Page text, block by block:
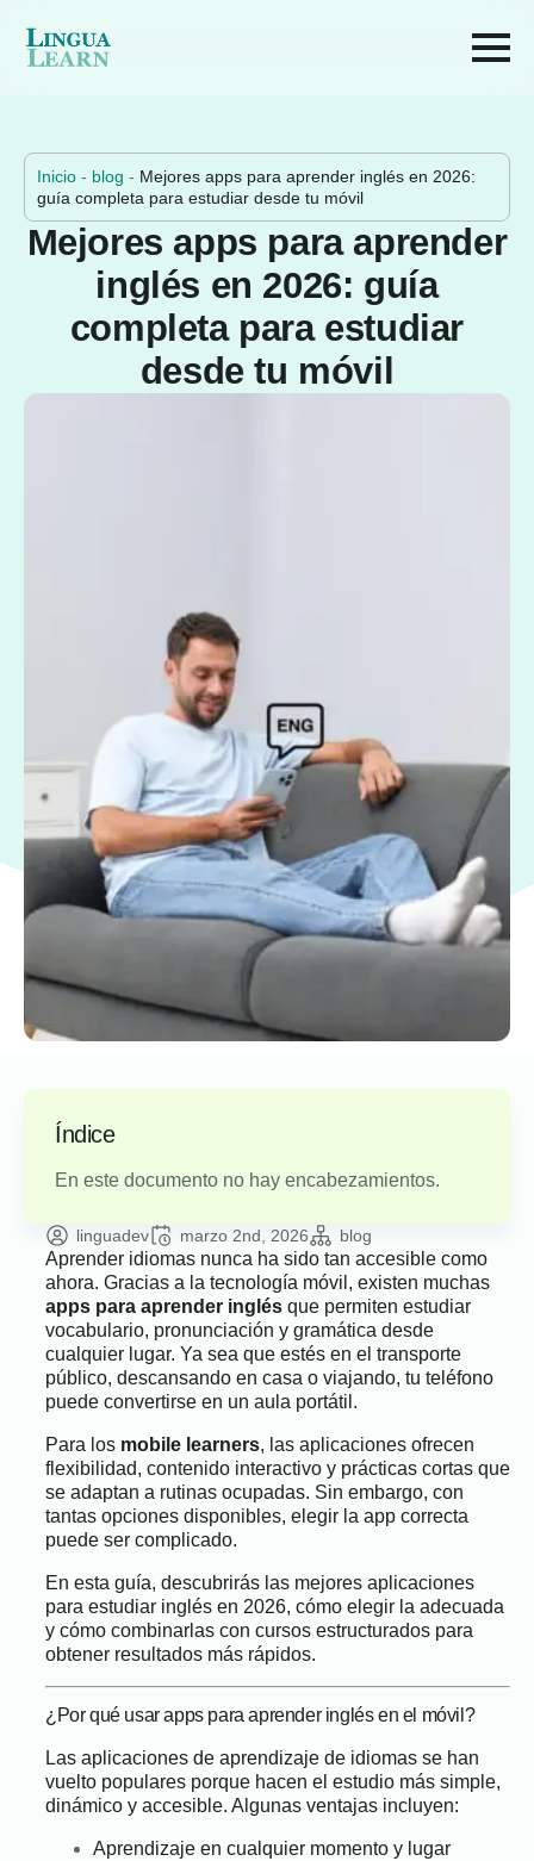
Inicio - blog - Mejores apps para aprender inglés en 2026:
guía completa para estudiar desde tu móvil
Mejores apps para aprender
inglés en 2026: guía
completa para estudiar
desde tu móvil
Índice
En este documento no hay encabezamientos.
linguadev marzo 2nd, 2026 blog
Aprender idiomas nunca ha sido tan accesible como
ahora. Gracias a la tecnología móvil, existen muchas
apps para aprender inglés que permiten estudiar
vocabulario, pronunciación y gramática desde
cualquier lugar. Ya sea que estés en el transporte
público, descansando en casa o viajando, tu teléfono
puede convertirse en un aula portátil.
Para los mobile learners, las aplicaciones ofrecen
flexibilidad, contenido interactivo y prácticas cortas que
se adaptan a rutinas ocupadas. Sin embargo, con
tantas opciones disponibles, elegir la app correcta
puede ser complicado.
En esta guía, descubrirás las mejores aplicaciones
para estudiar inglés en 2026, cómo elegir la adecuada
y cómo combinarlas con cursos estructurados para
obtener resultados más rápidos.
¿Por qué usar apps para aprender inglés en el móvil?
Las aplicaciones de aprendizaje de idiomas se han
vuelto populares porque hacen el estudio más simple,
dinámico y accesible. Algunas ventajas incluyen:
Aprendizaje en cualquier momento y lugar